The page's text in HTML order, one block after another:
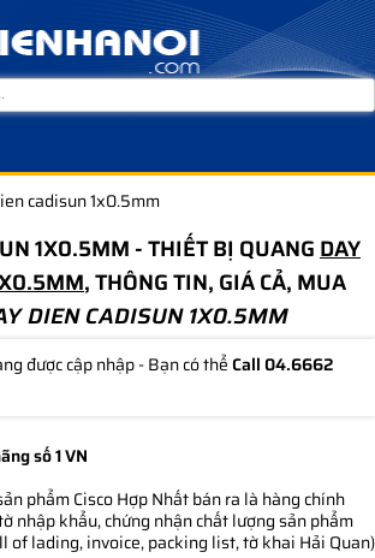
cadisun 1x0.5mm
1X0.5MM - THIẾT BỊ QUANGDAY
, THÔNG TIN, GIÁ CẢ, MUA
DIEN CADISUN 1X0.5MM
được cập nhập - Bạn có thểCall 04.6662
số 1 VN
phẩm Cisco Hợp Nhất bán ra là hàng chính
nhập khẩu, chứng nhận chất lượng sản phẩm
of lading, invoice, packing list, tờ khai Hải Quan)